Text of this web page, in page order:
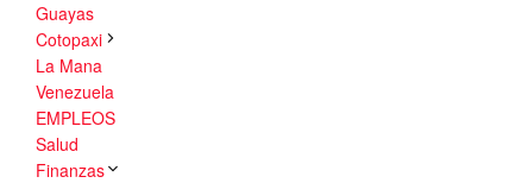
Guayas
Cotopaxi
La Mana
Venezuela
EMPLEOS
Salud
Finanzas